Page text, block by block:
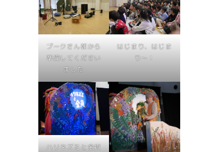
プークさん朝から
準備してください
ました
はじまり、はじま
り～！
ハリネズミと金貨